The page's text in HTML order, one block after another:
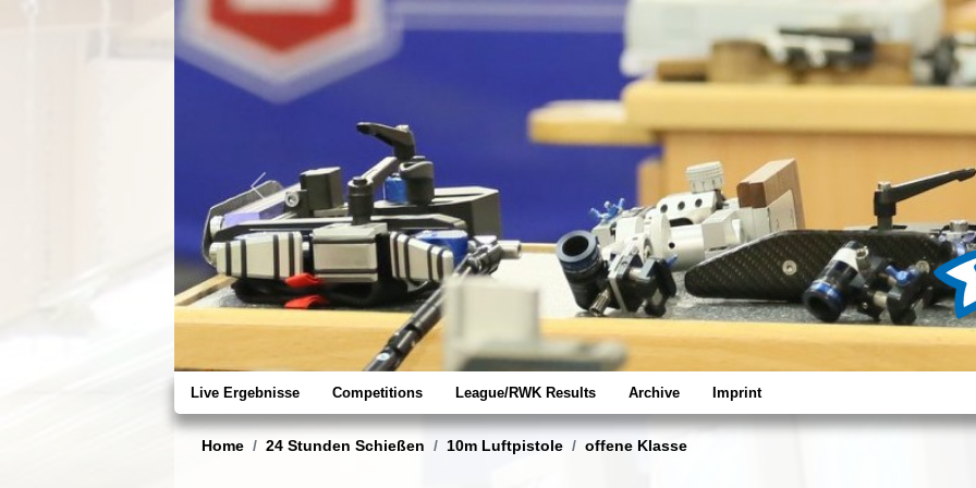
Previous
Live Ergebnisse Competitions League/RWK Results Archive Imprint
Home 24 Stunden Schießen 10m Luftpistole offene Klasse